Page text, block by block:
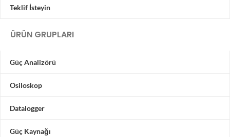
Teklif İsteyin
ÜRÜN GRUPLARI
Güç Analizörü
Osiloskop
Datalogger
Güç Kaynağı